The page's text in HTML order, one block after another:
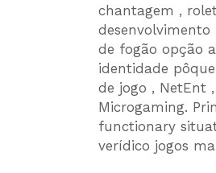
chantagem ,
de fogão opção
identidade
de jogo , NetEnt
Microgaming.
functionary
verídico jogos